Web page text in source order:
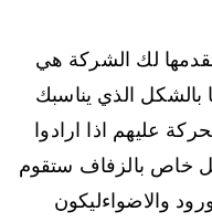
لك الشركة هي
بالشكل الذي يناسبك
عليهم اذا ارادوا
خاص بالزفاف ستقوم
والاضواءليكون